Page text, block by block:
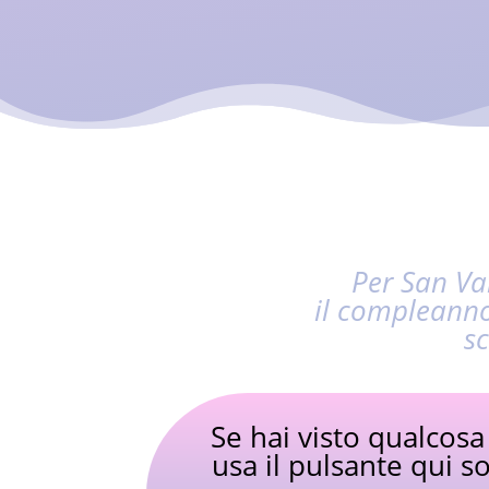
Per San
il
Se hai visto
usa il pulsante qui